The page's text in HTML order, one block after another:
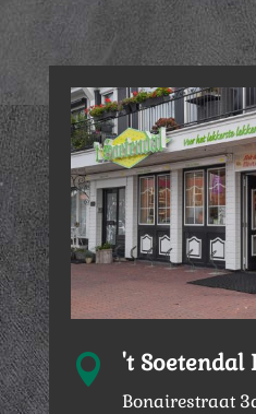
 't Soetendal
Bonairestraat